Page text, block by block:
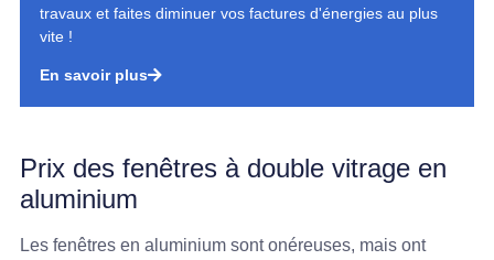
travaux et faites diminuer vos factures d'énergies au plus
vite !
En savoir plus
Prix des fenêtres à double vitrage en
aluminium
Les fenêtres en aluminium sont onéreuses, mais ont